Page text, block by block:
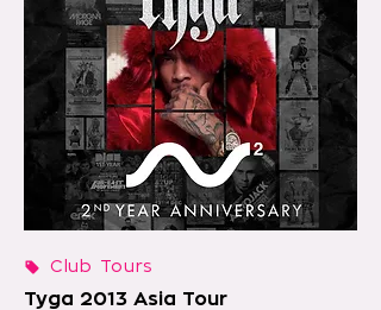
Club Tours
Tyga 2013 Asia Tour